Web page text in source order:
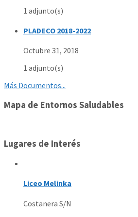
1 adjunto(s)
PLADECO 2018-2022
Octubre 31, 2018
1 adjunto(s)
Más Documentos...
Mapa de Entornos Saludables
Lugares de Interés
Liceo Melinka
Costanera S/N